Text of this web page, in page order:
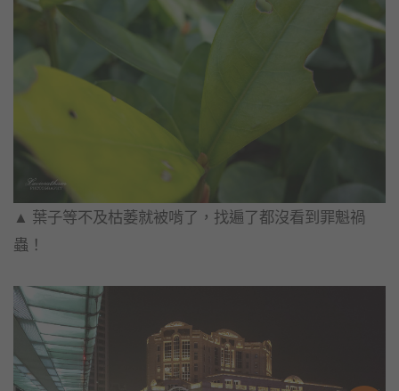
▲ 葉子等不及枯萎就被啃了，找遍了都沒看到罪魁禍
蟲！